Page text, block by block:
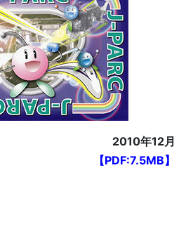
2010年12月
【PDF:7.5MB】